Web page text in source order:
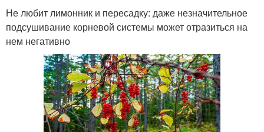
Не любит лимонник и пересадку: даже незначительное
подсушивание корневой системы может отразиться на
нем негативно